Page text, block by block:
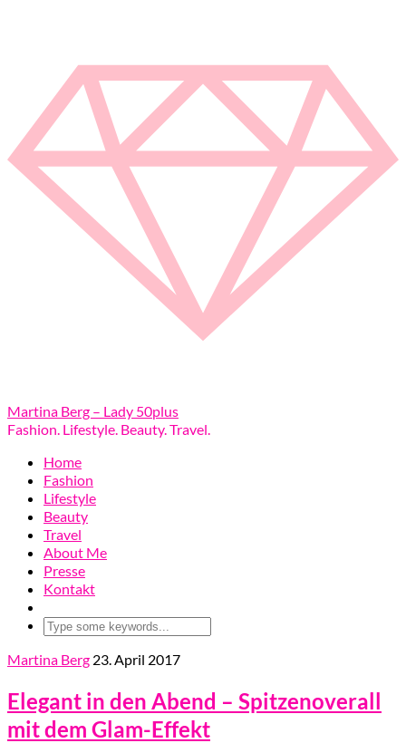
Martina Berg – Lady 50plus
Fashion. Lifestyle. Beauty. Travel.
Home
Fashion
Lifestyle
Beauty
Travel
About Me
Presse
Kontakt
Martina Berg 23. April 2017
Elegant in den Abend – Spitzenoverall
mit dem Glam-Effekt